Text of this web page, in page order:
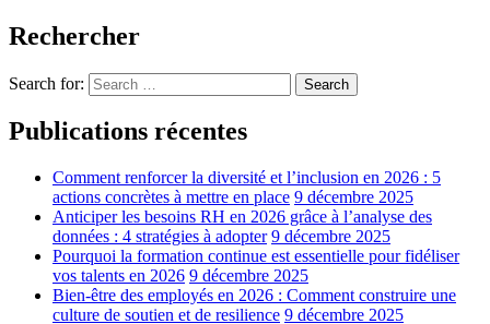
Rechercher
Search for: Search
Publications récentes
Comment renforcer la diversité et l’inclusion en 2026 : 5
actions concrètes à mettre en place 9 décembre 2025
Anticiper les besoins RH en 2026 grâce à l’analyse des
données : 4 stratégies à adopter 9 décembre 2025
Pourquoi la formation continue est essentielle pour fidéliser
vos talents en 2026 9 décembre 2025
Bien-être des employés en 2026 : Comment construire une
culture de soutien et de resilience 9 décembre 2025